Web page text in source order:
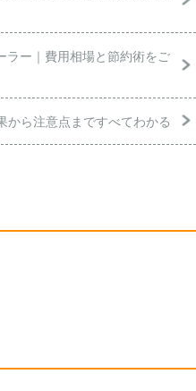
ラー｜費用相場と節約術をご
から注意点まですべてわかる